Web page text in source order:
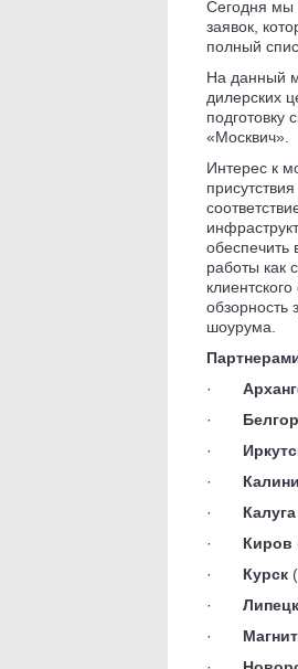
Сегодня мы
заявок,
полный
На данный
дилерских
подготовку
«Москвич».
Интерес к
обеспечить
работы как
обзорность
шоурума.
·
·
·
·
· Калуга
· Киров
· Курск
· Липецк
·